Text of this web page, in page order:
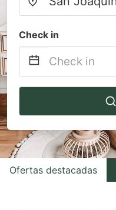
Check in
Navigate
to
interact
with
the
Ofertas destacadas